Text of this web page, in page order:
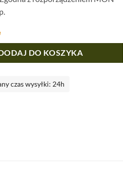
DO KOSZYKA
czas wysyłki: 24h